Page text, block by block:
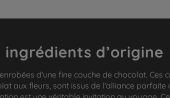
d’origine
d'une fine couche de chocolat. Ces
aux fleurs, sont issus de l'alliance parfaite
est une véritable invitation au voyage.